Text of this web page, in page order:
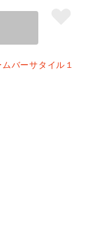
バーサタイル１